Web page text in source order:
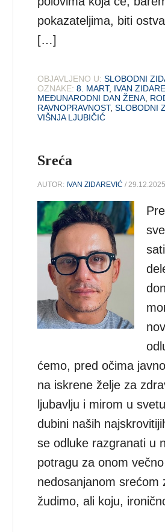
pokazateljima, biti
[…]
OBJAVLJENO U: SLOBODNI
OZNAKE: 8. MART, IVAN
MEĐUNARODNI DAN ŽENA
RAVNOPRAVNOST,SLOBODNI
VIŠNJA LJUBIČIĆ
Sreća
AUTOR: IVAN ZIDAREVIĆ /
ćemo, pred očima
na iskrene želje za
ljubavlju i mirom u
dubini naših
se odluke razgranati u
potragu za onom večno
nedosanjanom srećom
žudimo, ali koju,